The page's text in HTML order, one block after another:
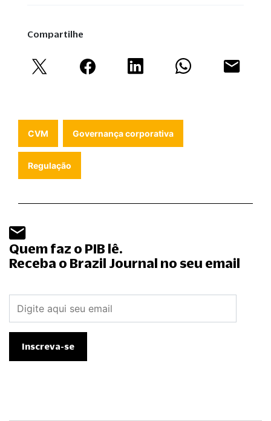
Compartilhe
CVM Governança corporativa
Regulação
Quem faz o PIB lê.
Receba o Brazil Journal no seu email